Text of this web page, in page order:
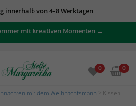
innerhalb von 4–8 Werktagen
mit kreativen Momenten →
0 0
mit dem Weihnachtsmann > Kissen